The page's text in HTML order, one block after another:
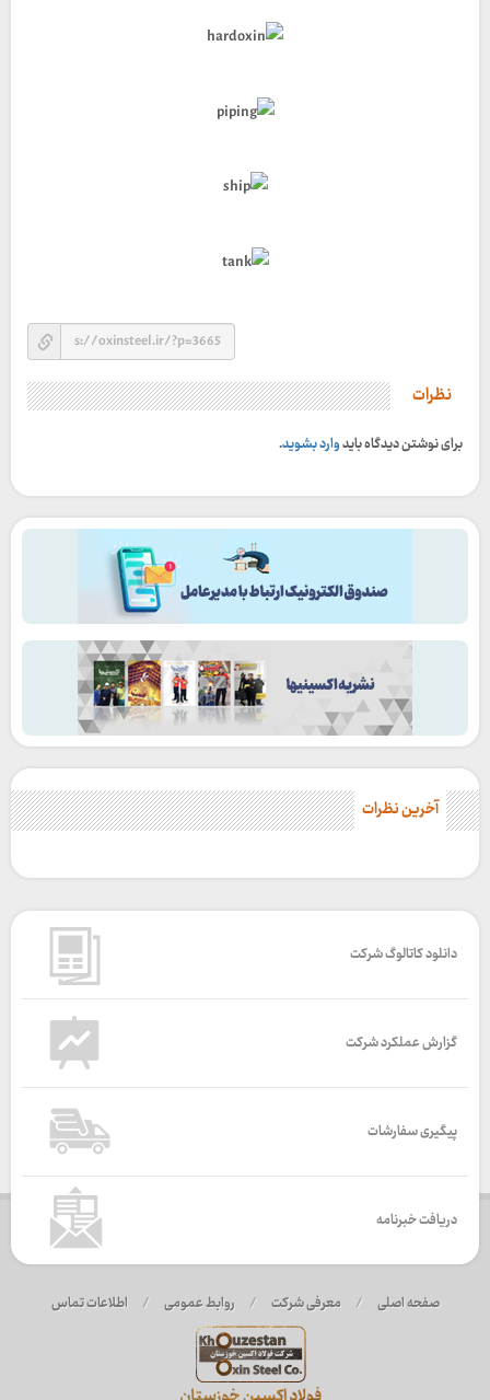
نظرات
برای نوشتن دیدگاه بایدوارد بشوید.
آخرین نظرات
دانلود کاتالوگ شرکت
گزارش عملکرد شرکت
پیگیری سفارشات
دریافت خبرنامه
صفحه اصلی / معرفی شرکت / روابط عمومی / اطلاعات تماس